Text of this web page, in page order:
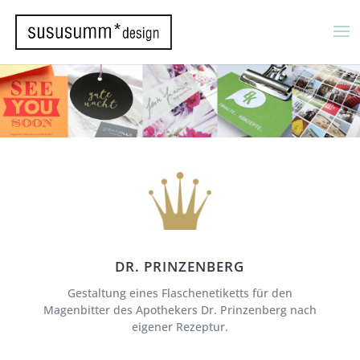
DR. PRINZENBERG
Gestaltung eines Flaschenetiketts für den
Magenbitter des Apothekers Dr. Prinzenberg nach
eigener Rezeptur.